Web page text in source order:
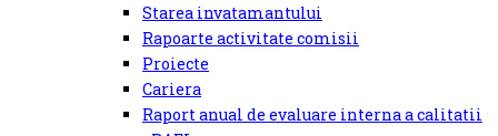
Starea invatamantului
Rapoarte activitate comisii
Proiecte
Cariera
Raport anual de evaluare interna a calitatii